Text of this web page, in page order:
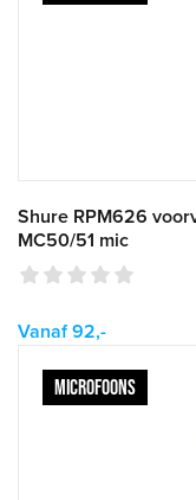
Shure RPM626
MC50/51 mic
Vanaf 92,-
MICROFOONS